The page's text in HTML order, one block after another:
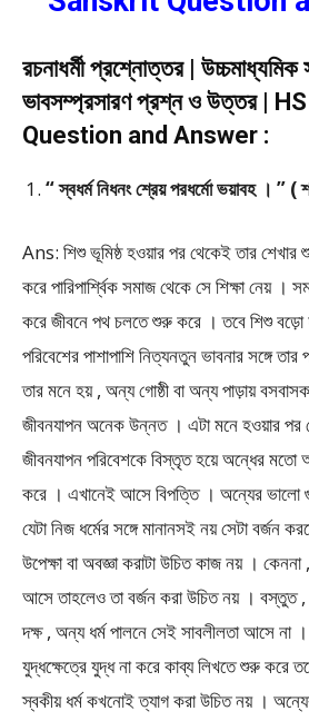
রচনাধর্মী প্রশ্নোত্তর |
ভাবসম্প্রসারণ প্রশ্ন ও উত্তর |
Question and Answer :
“ স্বধর্ম নিধনং শ্রেয় পরধর্মো ভয়াবহ । ” (
Ans: শিশু ভূমিষ্ঠ হওয়ার পর থেকেই তার শেখার
করে পারিপার্শ্বিক সমাজ থেকে সে শিক্ষা নেয়
করে জীবনে পথ চলতে শুরু করে । তবে শিশু বড়ো
পরিবেশের পাশাপাশি নিত্যনতুন ভাবনার সঙ্গে
তার মনে হয় , অন্য গোষ্ঠী বা অন্য পাড়ায়
জীবনযাপন অনেক উন্নত । এটা মনে হওয়ার পর
জীবনযাপন পরিবেশকে বিস্তৃত হয়ে অন্ধের
করে । এখানেই আসে বিপত্তি । অন্যের ভালো
যেটা নিজ ধর্মের সঙ্গে মানানসই নয় সেটা বর্জন
উপেক্ষা বা অবজ্ঞা করাটা উচিত কাজ নয় । কেননা
আসে তাহলেও তা বর্জন করা উচিত নয় । বস্তুত ,
দক্ষ , অন্য ধর্ম পালনে সেই সাবলীলতা আসে না
যুদ্ধক্ষেত্রে যুদ্ধ না করে কাব্য লিখতে শুরু করে
স্বকীয় ধর্ম কখনোই ত্যাগ করা উচিত নয় ।